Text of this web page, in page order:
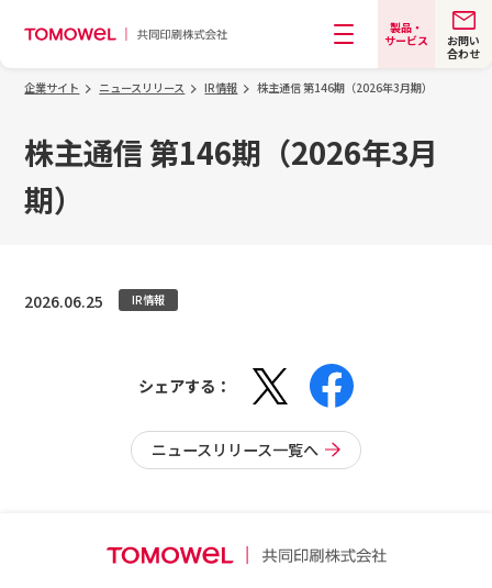
製品・
サービス
お問い
合わせ
企業サイト ニュースリリース IR情報 株主通信 第146期（2026年3月期）
株主通信 第146期（2026年3月
期）
2026.06.25 IR情報
シェアする：
ニュースリリース一覧へ